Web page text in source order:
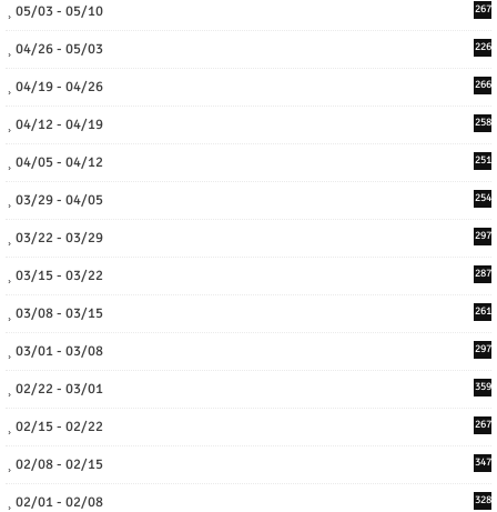
05/03 - 05/10 267
04/26 - 05/03 226
04/19 - 04/26 266
04/12 - 04/19 258
04/05 - 04/12 251
03/29 - 04/05 254
03/22 - 03/29 297
03/15 - 03/22 287
03/08 - 03/15 261
03/01 - 03/08 297
02/22 - 03/01 359
02/15 - 02/22 267
02/08 - 02/15 347
02/01 - 02/08 328